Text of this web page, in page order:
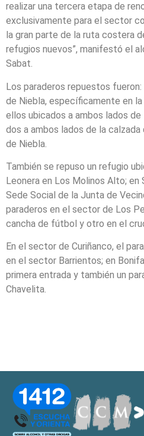
realizar una tercera etapa de
exclusivamente para el sector
la gran parte de la ruta costera
refugios nuevos”, manifestó el
Sabat.
Los paraderos repuestos
de Niebla, específicamente en
ellos ubicados a ambos lados
dos a ambos lados de la calzada
de Niebla.
También se repuso un refugio
Leonera en Los Molinos Alto; en
Sede Social de la Junta de
paraderos en el sector de Los
cancha de fútbol y otro en el
En el sector de Curiñanco, el
en el sector Barrientos; en
primera entrada y también un
Chavelita.